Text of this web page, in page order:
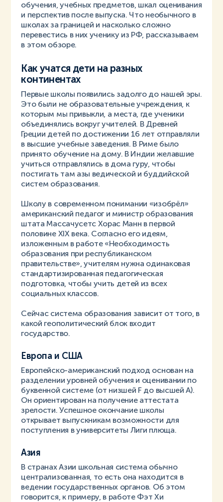
обучения, учебных предметов, шкал оценивания
и перспектив после выпуска. Что необычного в
школах за границей и насколько сложно
перевестись в них ученику из РФ, рассказываем
в этом обзоре.
Как учатся дети на разных
континентах
Первые школы появились задолго до нашей эры.
Это были не образовательные учреждения, к
которым мы привыкли, а места, где ученики
объединялись вокруг учителей. В Древней
Греции детей по достижении 16 лет отправляли
в высшие учебные заведения. В Риме было
принято обучение на дому. В Индии желавшие
учиться отправлялись в дома гуру, чтобы
постигать там азы ведической и буддийской
систем образования.
Школу в современном понимании «изобрёл»
американский педагог и министр образования
штата Массачусетс Хорас Манн в первой
половине XIX века. Согласно его идеям,
изложенным в работе «Необходимость
образования при республиканском
правительстве», учителям нужна одинаковая
стандартизированная педагогическая
подготовка, чтобы учить детей из всех
социальных классов.
Сейчас система образования зависит от того, в
какой геополитический блок входит
государство.
Европа и США
Европейско-американский подход основан на
разделении уровней обучения и оценивании по
буквенной системе (от низшей F до высшей A).
Он ориентирован на получение аттестата
зрелости. Успешное окончание школы
открывает выпускникам возможности для
поступления в университеты Лиги плюща.
Азия
В странах Азии школьная система обычно
централизованная, то есть она находится в
ведении государственных органов. Об этом
говорится, к примеру, в работе Фэт Хи